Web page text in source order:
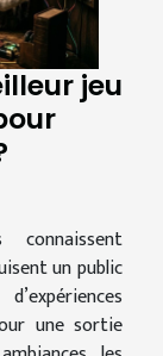
jeu
un public
une sortie